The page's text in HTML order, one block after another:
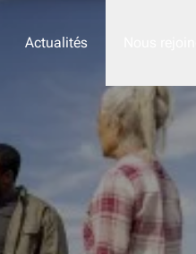
Actualités
Nous rejoindre
L’Academy